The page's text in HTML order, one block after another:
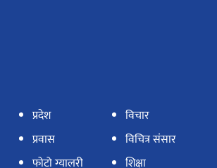
प्रदेश
प्रवास
फोटो ग्यालरी
विचार
विचित्र संसार
शिक्षा